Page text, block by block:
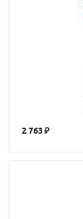
2 763 ₽